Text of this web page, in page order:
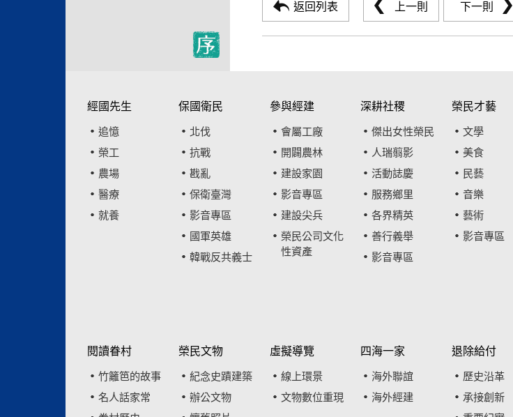
返回列表 上一則 下一則
經國先生
追憶
榮工
農場
醫療
就養
保國衛民
北伐
抗戰
戡亂
保衛臺灣
影音專區
國軍英雄
韓戰反共義士
參與經建
會屬工廠
開闢農林
建設家園
影音專區
建設尖兵
榮民公司文化
性資產
深耕社稷
傑出女性榮民
人瑞翦影
活動誌慶
服務鄉里
各界精英
善行義舉
影音專區
榮民才藝
文學
美食
民藝
音樂
藝術
影音專區
閱讀眷村
竹籬笆的故事
名人話家常
榮民文物
紀念史蹟建築
辦公文物
虛擬導覽
線上環景
文物數位重現
四海一家
海外聯誼
海外經建
退除給付
歷史沿革
承接創新